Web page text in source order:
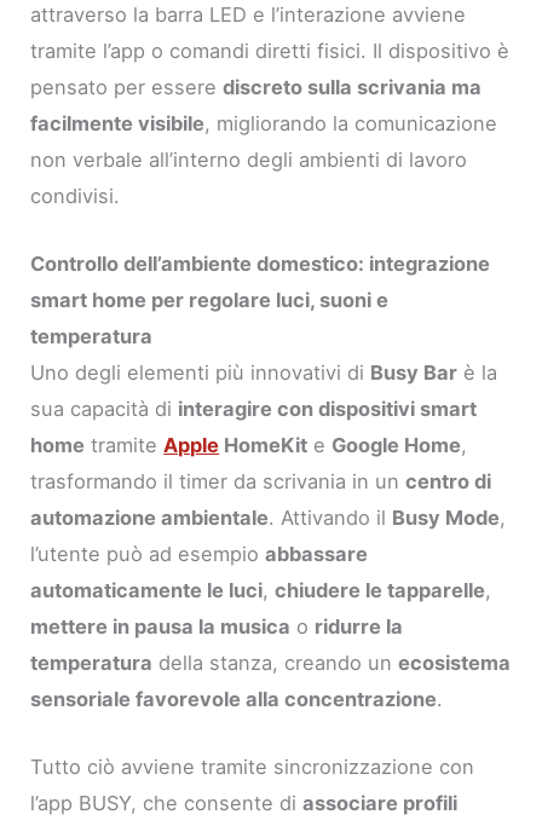
attraverso la barra LED e l’interazione avviene
tramite l’app o comandi diretti fisici. Il dispositivo è
pensato per esserediscreto sulla scrivania ma
facilmente visibile, migliorando la comunicazione
non verbale all’interno degli ambienti di lavoro
condivisi.
Controllo dell’ambiente domestico: integrazione
smart home per regolare luci, suoni e
temperatura
Uno degli elementi più innovativi di Busy Bar è la
sua capacità di interagire con dispositivi smart
home tramiteApple HomeKit e Google Home,
trasformando il timer da scrivania in uncentro di
automazione ambientale. Attivando il Busy Mode,
l’utente può ad esempioabbassare
automaticamente le luci,chiudere le tapparelle,
mettere in pausa la musica o ridurre la
temperatura della stanza, creando unecosistema
sensoriale favorevole alla concentrazione.
Tutto ciò avviene tramite sincronizzazione con
l’app BUSY, che consente diassociare profili